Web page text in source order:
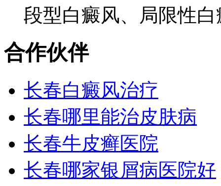
段型白癜风、局限性
合作伙伴
长春白癜风治疗
长春哪里能治皮肤病
长春牛皮癣医院
长春哪家银屑病医院好